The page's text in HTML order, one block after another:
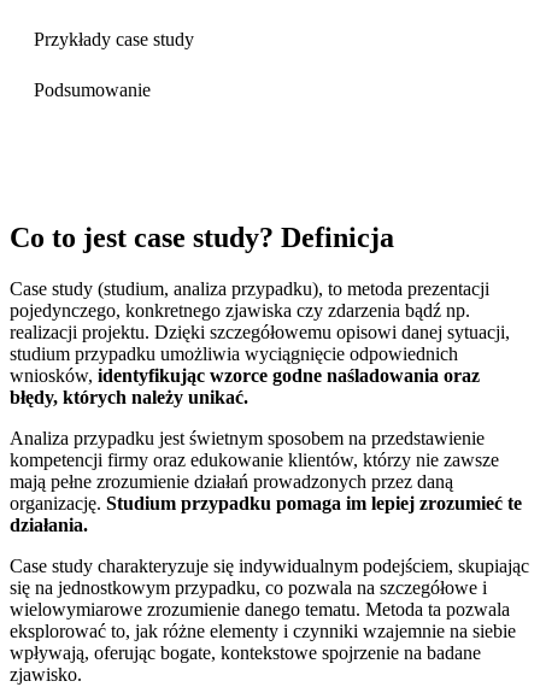
Przykłady case study
Podsumowanie
Co to jest case study? Definicja
Case study (studium, analiza przypadku), to metoda prezentacji
pojedynczego, konkretnego zjawiska czy zdarzenia bądź np.
realizacji projektu. Dzięki szczegółowemu opisowi danej sytuacji,
studium przypadku umożliwia wyciągnięcie odpowiednich
wniosków, identyfikując wzorce godne naśladowania oraz
błędy, których należy unikać.
Analiza przypadku jest świetnym sposobem na przedstawienie
kompetencji firmy oraz edukowanie klientów, którzy nie zawsze
mają pełne zrozumienie działań prowadzonych przez daną
organizację. Studium przypadku pomaga im lepiej zrozumieć te
działania.
Case study charakteryzuje się indywidualnym podejściem, skupiając
się na jednostkowym przypadku, co pozwala na szczegółowe i
wielowymiarowe zrozumienie danego tematu. Metoda ta pozwala
eksplorować to, jak różne elementy i czynniki wzajemnie na siebie
wpływają, oferując bogate, kontekstowe spojrzenie na badane
zjawisko.